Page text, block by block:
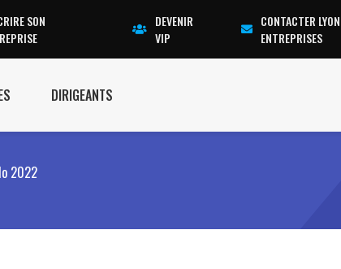
SON
DEVENIR
VIP
CONTACTER LYON
ENTREPRISES
DIRIGEANTS
2022